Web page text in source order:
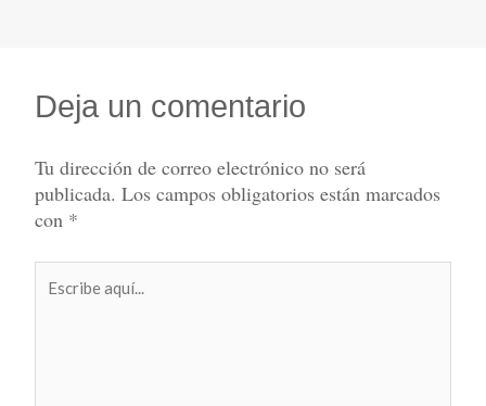
Deja un comentario
Tu dirección de correo electrónico no será
publicada. Los campos obligatorios están marcados
con *
aquí...